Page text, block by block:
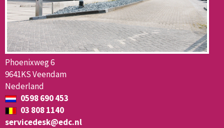
Phoenixweg 6
9641KS Veendam
Nederland
0598 690 453
03 808 1140
servicedesk@edc.nl